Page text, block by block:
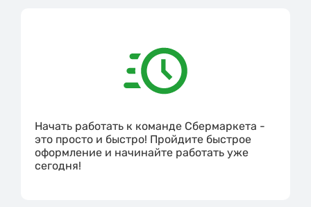
Начать работать к команде Сбермаркета -
это просто и быстро! Пройдите быстрое
оформление и начинайте работать уже
сегодня!